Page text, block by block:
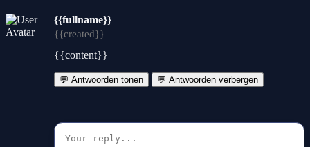
{{fullname}}
{{created}}
{{content}}
💬 Antwoorden tonen 💬 Antwoorden verbergen